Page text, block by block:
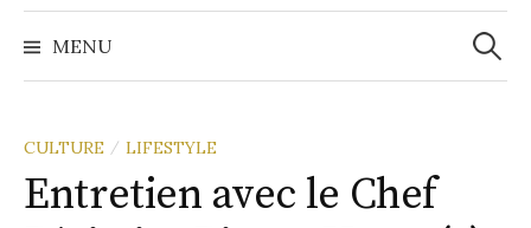
c
o
t
e
n
MENU
R
e
c
CULTURE / LIFESTYLE
Entretien avec le Chef